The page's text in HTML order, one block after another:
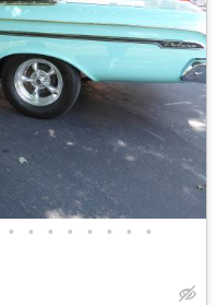
• • • • • • • •